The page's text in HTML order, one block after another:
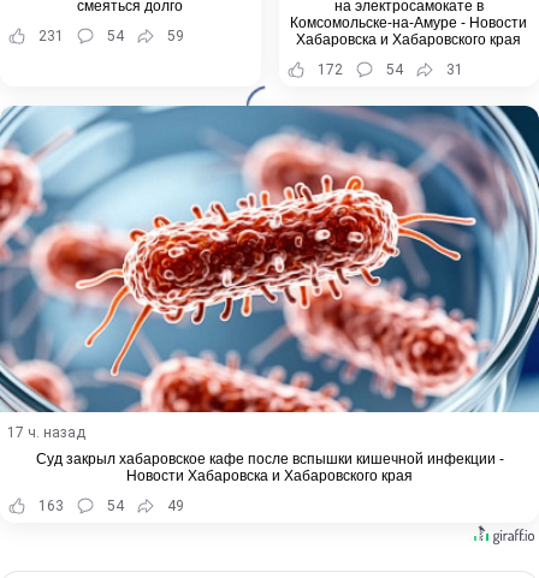
смеяться долго
231
54 59
на электросамокате в
Комсомольске-на-Амуре - Новости
Хабаровска и Хабаровского края
172
54 31
17 ч. назад
Суд закрыл хабаровское кафе после вспышки кишечной инфекции -
Новости Хабаровска и Хабаровского края
163
54 49